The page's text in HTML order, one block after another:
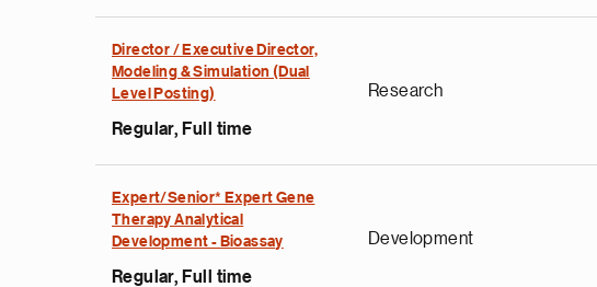
Director / Executive Director,
Modeling & Simulation (Dual
Level Posting)
Regular, Full time
Research
Expert/Senior* Expert Gene
Therapy Analytical
Development - Bioassay
Regular, Full time
Development
o
p
e